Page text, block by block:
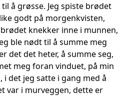
å grøsse. Jeg spiste brødet
godt på morgenkvisten,
knekker inne i munnen,
ble nødt til å summe meg
det det heter, å summe seg,
meg foran vinduet, på min
det jeg satte i gang med å
var i murveggen, dette er